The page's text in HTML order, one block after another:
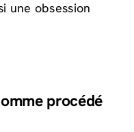
une obsession
procédé